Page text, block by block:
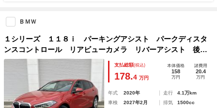
ＢＭＷ
１シリーズ １１８ｉ パーキングアシスト パークディスタ
ンスコントロール リアビューカメラ リバーアシスト 後退
時ステアリングアシスト機能 アクティブパークディスタンス
コントロール 置くだけ充電 アップルカープレイ
支払総額(税込)
178.4 万円
本体価格
158
万円
諸費用
20.4
万円
年式 2020年 走行
4.1万km
車検
2027年2月 排気
1500cc